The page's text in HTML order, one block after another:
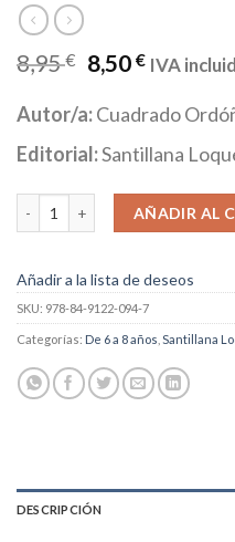
8,95€ 8,50€ IVA
Autor/a:Cuadrado
Editorial:Santillana
Los lunares de Renata cantidad
AÑADIR AL
Añadir a la lista de deseos
SKU: 978-84-9122-094-7
Categorías: De 6 a 8 años Santillana
DESCRIPCIÓN